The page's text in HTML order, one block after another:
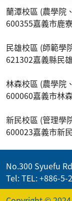
蘭潭校區 (農學院
600355嘉義市鹿
民雄校區 (師範學
621302嘉義縣民
林森校區 (農學院
600060嘉義市林
新民校區 (管理學
600023嘉義市新
No.300 Syuefu
Tel: TEL: +886-